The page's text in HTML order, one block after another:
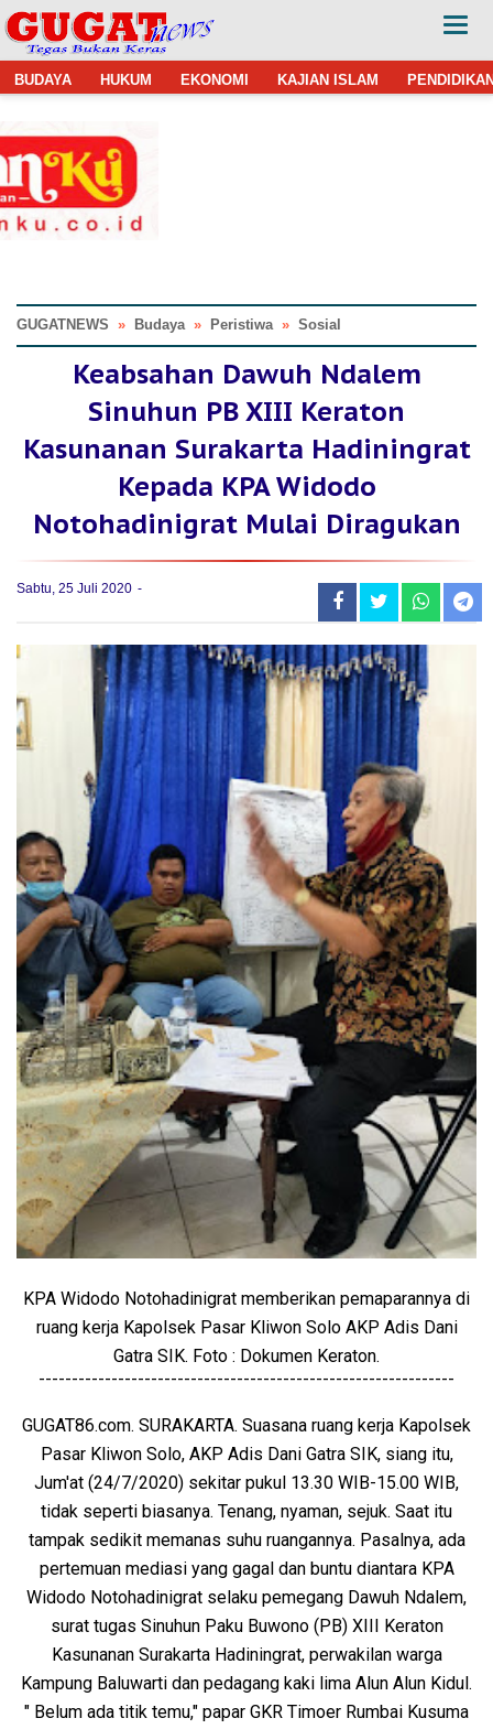
BUDAYA HUKUM EKONOMI KAJIAN ISLAM
GUGATNEWS » Budaya » Peristiwa » Sosial
Keabsahan Dawuh Ndalem
Sinuhun PB XIII Keraton
Kasunanan Surakarta Hadiningrat
Kepada KPA Widodo
Notohadinigrat Mulai Diragukan
Sabtu, 25 Juli 2020
KPA Widodo Notohadinigrat memberikan pemaparannya di
ruang kerja Kapolsek Pasar Kliwon Solo AKP Adis Dani
Gatra SIK. Foto : Dokumen Keraton.
---------------------------------------------------------------
GUGAT86.com. SURAKARTA. Suasana ruang kerja Kapolsek
Pasar Kliwon Solo, AKP Adis Dani Gatra SIK, siang itu,
Jum'at (24/7/2020) sekitar pukul 13.30 WIB-15.00 WIB,
tidak seperti biasanya. Tenang, nyaman, sejuk. Saat itu
tampak sedikit memanas suhu ruangannya. Pasalnya, ada
pertemuan mediasi yang gagal dan buntu diantara KPA
Widodo Notohadinigrat selaku pemegang Dawuh Ndalem,
surat tugas Sinuhun Paku Buwono (PB) XIII Keraton
Kasunanan Surakarta Hadiningrat, perwakilan warga
Kampung Baluwarti dan pedagang kaki lima Alun Alun Kidul.
" Belum ada titik temu," papar GKR Timoer Rumbai Kusuma